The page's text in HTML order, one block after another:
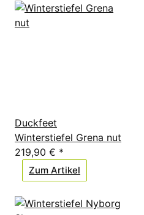
Duckfeet
Winterstiefel Grena nut
219,90 € *
Zum Artikel